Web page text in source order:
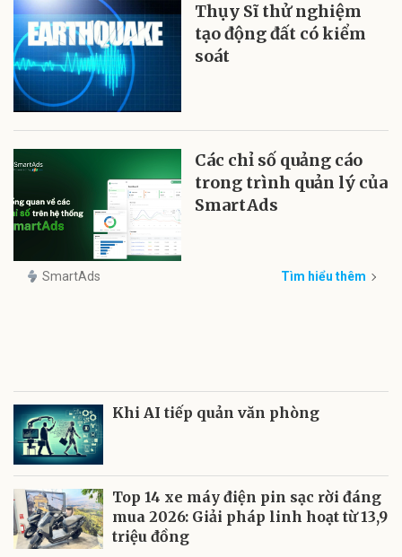
Thụy Sĩ thử nghiệm
tạo động đất có kiểm
soát
Các chỉ số quảng cáo
trong trình quản lý của
SmartAds
SmartAds Tìm hiểu thêm
Khi AI tiếp quản văn phòng
Top 14 xe máy điện pin sạc rời đáng
mua 2026: Giải pháp linh hoạt từ 13,9
triệu đồng